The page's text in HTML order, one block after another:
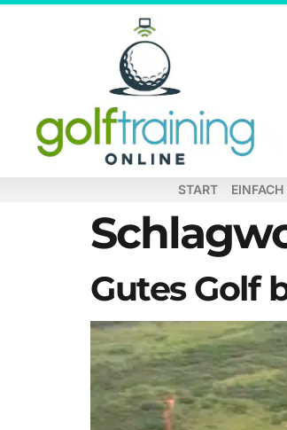
START EINFACH
Gutes Golf